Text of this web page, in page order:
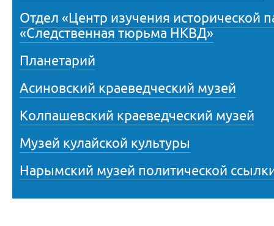
Отдел «Центр изучения исторической
«Следственная тюрьма НКВД»
Планетарий
Асиновский краеведческий музей
Колпашевский краеведческий музей
Музей кулайской культуры
Нарымский музей политической